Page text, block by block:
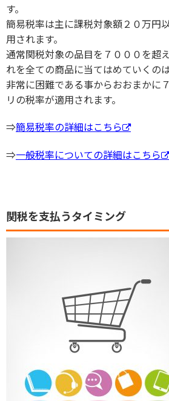
す。
簡易税率は主に課税対象額２０万円
用されます。
通常関税対象の品目を７０００を超
れを全ての商品に当てはめていくの
非常に困難である事からおおまかに
リの税率が適用されます。
⇒簡易税率の詳細はこちら
⇒一般税率についての詳細はこちら
関税を支払うタイミング